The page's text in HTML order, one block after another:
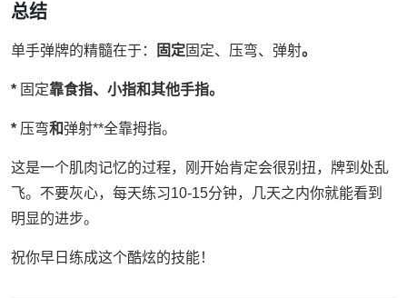
总结
单手弹牌的精髓在于： 固定固定、压弯、弹射。
* 固定靠食指、小指和其他手指。
* 压弯和弹射**全靠拇指。
这是一个肌肉记忆的过程，刚开始肯定会很别扭，牌到处乱
飞。不要灰心，每天练习10-15分钟，几天之内你就能看到
明显的进步。
祝你早日练成这个酷炫的技能！